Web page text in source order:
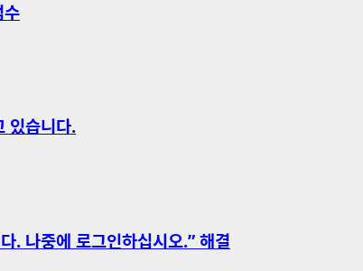
수
있습니다.
나중에 로그인하십시오.” 해결